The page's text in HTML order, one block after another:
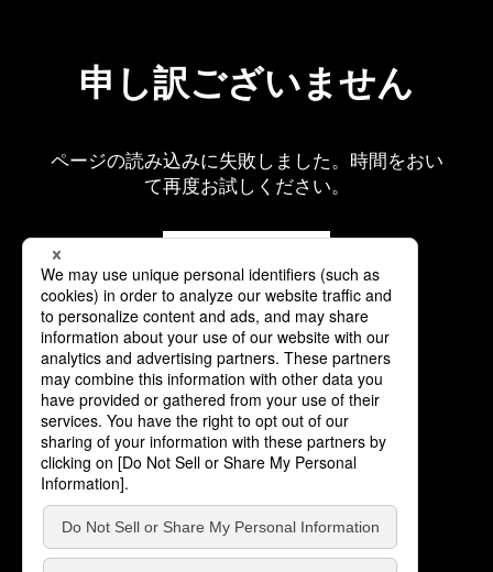
申し訳ございません
ページの読み込みに失敗しました。時間をおい
て再度お試しください。